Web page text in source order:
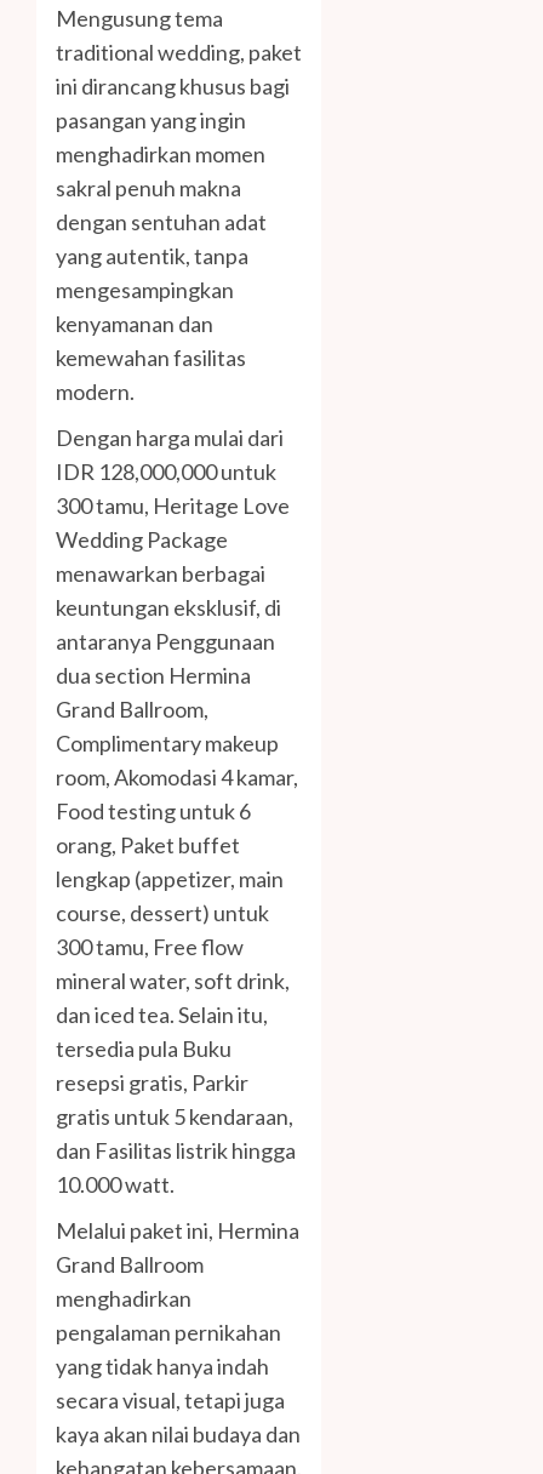
Mengusung tema
traditional wedding, paket
ini dirancang khusus bagi
pasangan yang ingin
menghadirkan momen
sakral penuh makna
dengan sentuhan adat
yang autentik, tanpa
mengesampingkan
kenyamanan dan
kemewahan fasilitas
modern.
Dengan harga mulai dari
IDR 128,000,000 untuk
300 tamu, Heritage Love
Wedding Package
menawarkan berbagai
keuntungan eksklusif, di
antaranya Penggunaan
dua section Hermina
Grand Ballroom,
Complimentary makeup
room, Akomodasi 4 kamar,
Food testing untuk 6
orang, Paket buffet
lengkap (appetizer, main
course, dessert) untuk
300 tamu, Free flow
mineral water, soft drink,
dan iced tea. Selain itu,
tersedia pula Buku
resepsi gratis, Parkir
gratis untuk 5 kendaraan,
dan Fasilitas listrik hingga
10.000 watt.
Melalui paket ini, Hermina
Grand Ballroom
menghadirkan
pengalaman pernikahan
yang tidak hanya indah
secara visual, tetapi juga
kaya akan nilai budaya dan
kehangatan kebersamaan.